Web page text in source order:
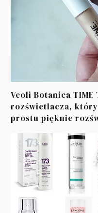
Veoli Botanica TIME
rozświetlacza,
prostu pięknie